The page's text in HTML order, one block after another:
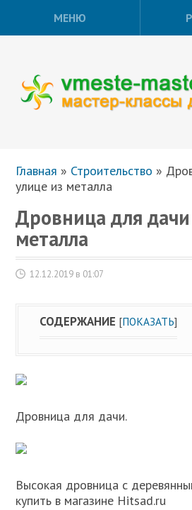
МЕНЮ
Главная » Строительство »
улице из металла
Дровница для
металла
12.12.2019 в 01:07
СОДЕРЖАНИЕ [ПОКАЗАТЬ]
Дровница для дачи.
Высокая дровница с
купить в магазине Hitsad.ru